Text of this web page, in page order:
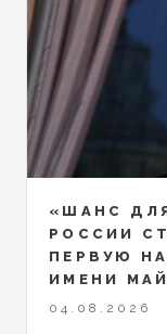
«ШАНС
РОССИИ
ПЕРВУЮ
ИМЕНИ
04.08.2026